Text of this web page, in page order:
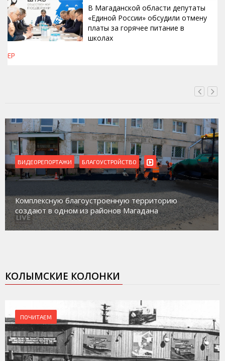
В Магаданской области депутаты
«Единой России» обсудили отмену
платы за горячее питание в
школах
ЕР
ВИДЕОРЕПОРТАЖИ БЛАГОУСТРОЙСТВО
Комплексную благоустроенную территорию
создают в одном из районов Магадана
КОЛЫМСКИЕ КОЛОНКИ
ПОЧИТАЕМ